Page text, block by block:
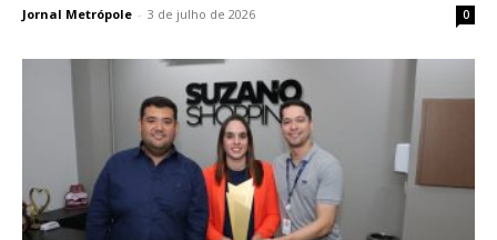
Jornal Metrópole - 3 de julho de 2026 0